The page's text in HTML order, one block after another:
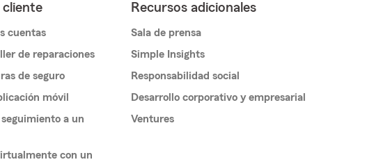
cliente
cuentas
de reparaciones
de seguro
móvil
a un
con un
Recursos adicionales
Sala de prensa
Simple Insights
Responsabilidad social
Desarrollo corporativo y empresarial
Ventures